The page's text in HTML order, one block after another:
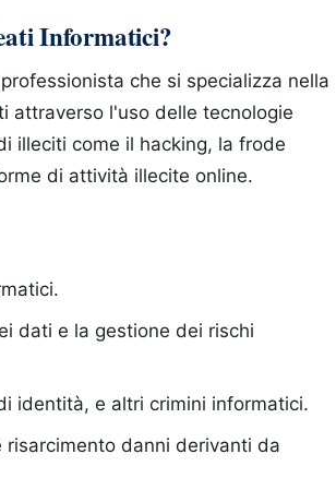
Informatici?
che si specializza nella
attraverso l'uso delle tecnologie
illeciti come il hacking, la frode
di attività illecite online.
dati e la gestione dei rischi
identità, e altri crimini informatici.
danni derivanti da